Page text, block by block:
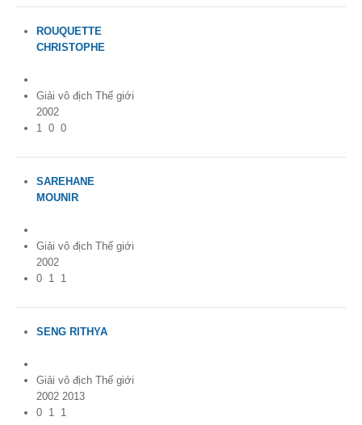
ROUQUETTE
CHRISTOPHE
Giải vô địch Thế giới
2002
1 0 0
SAREHANE
MOUNIR
Giải vô địch Thế giới
2002
0 1 1
SENG RITHYA
Giải vô địch Thế giới
2002 2013
0 1 1